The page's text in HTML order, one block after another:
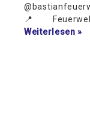
📍
Weiterlesen »